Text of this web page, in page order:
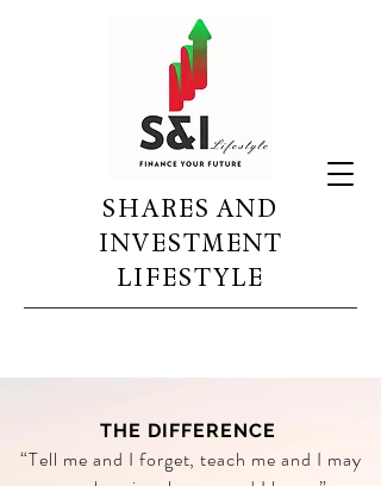
SHARES AND
INVESTMENT
LIFESTYLE
THE DIFFERENCE
“Tell me and I forget, teach me and I may